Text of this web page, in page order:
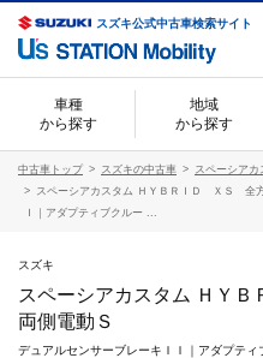
スズキ公式中古車検索サイト
車種
から探す
地域
から探す
中古車トップ スズキの中古車
スペーシアカ
スペーシアカスタム ＨＹＢＲＩＤ ＸＳ 全
Ｉ｜アダプティブクルー ...
スズキ
スペーシアカスタム ＨＹ
両側電動Ｓ
デュアルセンサーブレーキＩＩ｜アダプテ